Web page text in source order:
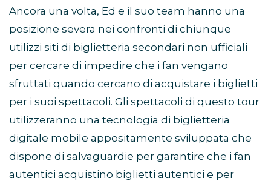
Ancora una volta, Ed e il suo team hanno una
posizione severa nei confronti di chiunque
utilizzi siti di biglietteria secondari non ufficiali
per cercare di impedire che i fan vengano
sfruttati quando cercano di acquistare i biglietti
per i suoi spettacoli. Gli spettacoli di questo tour
utilizzeranno una tecnologia di biglietteria
digitale mobile appositamente sviluppata che
dispone di salvaguardie per garantire che i fan
autentici acquistino biglietti autentici e per